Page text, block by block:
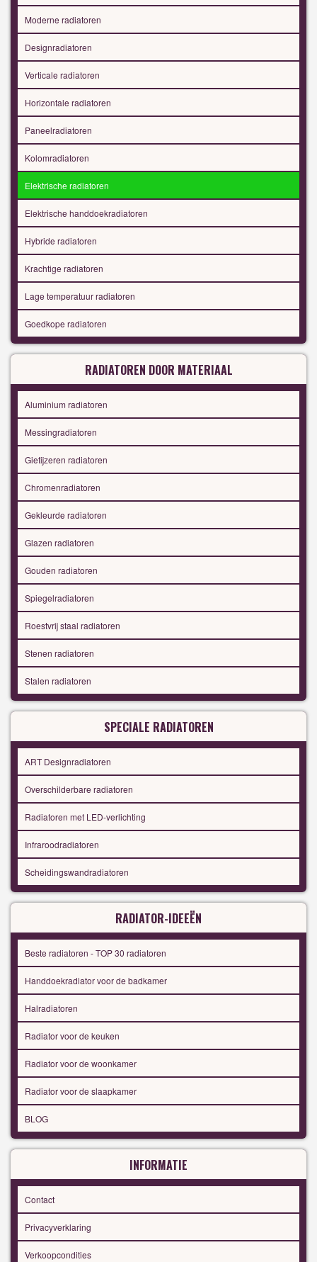
Moderne radiatoren
Designradiatoren
Verticale radiatoren
Horizontale radiatoren
Paneelradiatoren
Kolomradiatoren
Elektrische radiatoren
Elektrische handdoekradiatoren
Hybride radiatoren
Krachtige radiatoren
Lage temperatuur radiatoren
Goedkope radiatoren
RADIATOREN DOOR MATERIAAL
Aluminium radiatoren
Messingradiatoren
Gietijzeren radiatoren
Chromenradiatoren
Gekleurde radiatoren
Glazen radiatoren
Gouden radiatoren
Spiegelradiatoren
Roestvrij staal radiatoren
Stenen radiatoren
Stalen radiatoren
SPECIALE RADIATOREN
ART Designradiatoren
Overschilderbare radiatoren
Radiatoren met LED-verlichting
Infraroodradiatoren
Scheidingswandradiatoren
RADIATOR-IDEEËN
Beste radiatoren - TOP 30 radiatoren
Handdoekradiator voor de badkamer
Halradiatoren
Radiator voor de keuken
Radiator voor de woonkamer
Radiator voor de slaapkamer
BLOG
INFORMATIE
Contact
Privacyverklaring
Verkoopcondities